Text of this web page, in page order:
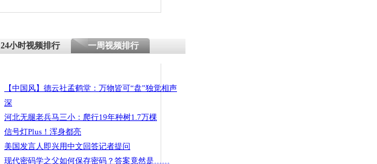
24小时视频排行 一周视频排行
【中国风】德云社孟鹤堂：万物皆可“盘”独觉相声
深
河北无腿老兵马三小：爬行19年种树1.7万棵
信号灯Plus！浑身都亮
美国发言人即兴用中文回答记者提问
现代密码学之父如何保存密码？答案竟然是……